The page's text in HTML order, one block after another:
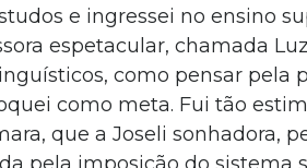
e ingressei no ensino
espetacular, chamada
como pensar pela
como meta. Fui tão
que a Joseli sonhadora,